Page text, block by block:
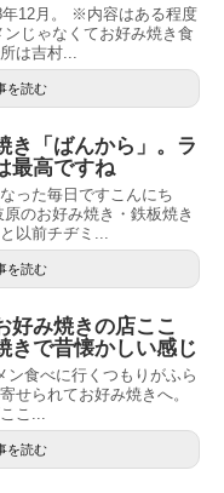
年12月。 ※内容はある程度
じゃなくてお好み焼き食
は吉村...
を読む
き「ばんから」。ラ
最高ですね
った毎日ですこんにち
のお好み焼き・鉄板焼き
以前チヂミ...
を読む
好み焼きの店ここ
きで昔懐かしい感じ
食べに行くつもりがふら
せられてお好み焼きへ。
こ...
を読む